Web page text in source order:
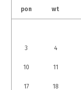
pon wt
3 4
10 11
17 18